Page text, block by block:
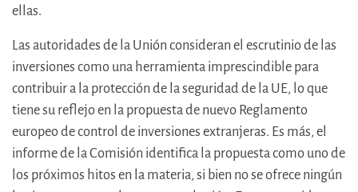
ellas.
Las autoridades de la Unión consideran el escrutinio de las
inversiones como una herramienta imprescindible para
contribuir a la protección de la seguridad de la UE, lo que
tiene su reflejo en la propuesta de nuevo Reglamento
europeo de control de inversiones extranjeras. Es más, el
informe de la Comisión identifica la propuesta como uno de
los próximos hitos en la materia, si bien no se ofrece ningún